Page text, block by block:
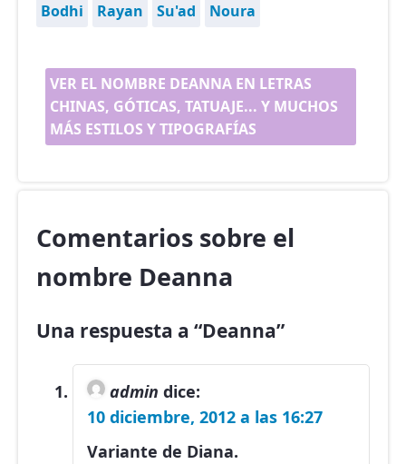
Bodhi
Rayan Su'ad Noura
VER EL NOMBRE DEANNA EN LETRAS
CHINAS, GÓTICAS, TATUAJE... Y MUCHOS
MÁS ESTILOS Y TIPOGRAFÍAS
Comentarios sobre el
nombre Deanna
Una respuesta a “Deanna”
admin dice:
10 diciembre, 2012 a las 16:27
Variante de Diana.